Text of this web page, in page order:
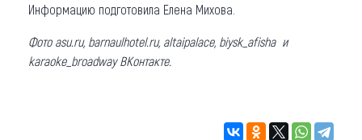
Информацию подготовила Елена Михова.
Фото asu.ru, barnaulhotel.ru, altaipalace, biysk_afisha и
karaoke_broadway ВКонтакте.